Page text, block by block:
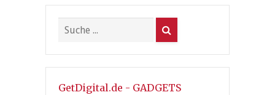
GetDigital.de - GADGETS